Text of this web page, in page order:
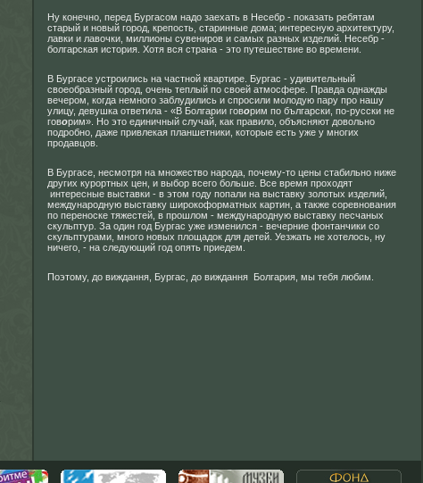
Ну конечно, перед Бургасом надо заехать в Несебр - показать ребятам
старый и новый город, крепость, старинные дома; интересную архитектуру,
лавки и лавочки, миллионы сувениров и самых разных изделий. Несебр -
болгарская история. Хотя вся страна - это путешествие во времени.
В Бургасе устроились на частной квартире. Бургас - удивительный
своеобразный город, очень теплый по своей атмосфере. Правда однажды
вечером, когда немного заблудились и спросили молодую пару про нашу
улицу, девушка ответила - «В Болгарии говорим по български, по-русски не
говорим». Но это единичный случай, как правило, объясняют довольно
подробно, даже привлекая планшетники, которые есть уже у многих
продавцов.
В Бургасе, несмотря на множество народа, почему-то цены стабильно ниже
других курортных цен, и выбор всего больше. Все время проходят
интересные выставки - в этом году попали на выставку золотых изделий,
международную выставку широкоформатных картин, а также соревнования
по переноске тяжестей, в прошлом - международную выставку песчаных
скульптур. За один год Бургас уже изменился - вечерние фонтанчики со
скульптурами, много новых площадок для детей. Уезжать не хотелось, ну
ничего, - на следующий год опять приедем.
Поэтому, до виждання, Бургас, до виждання Болгария, мы тебя любим.